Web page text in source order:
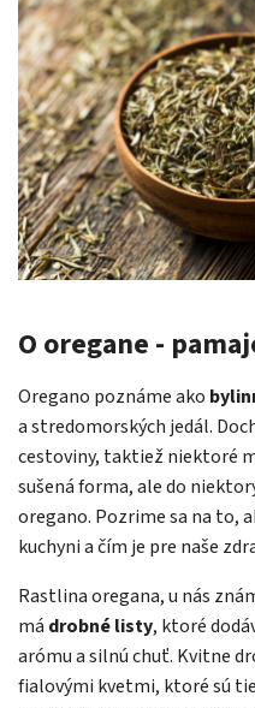
O oregane -
Oregano poznáme ako
a stredomorských jedál.
cestoviny, taktiež niektoré
sušená forma, ale do
oregano. Pozrime sa na to,
kuchyni a čím je pre naše
Rastlina oregana, u nás
má drobné listy, ktoré
arómu a silnú chuť. Kvitne
fialovými kvetmi, ktoré sú